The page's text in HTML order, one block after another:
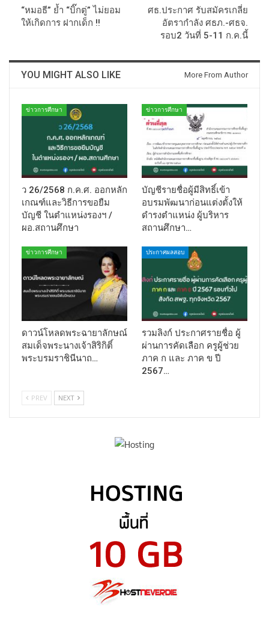
“หมอธี” ย้ำ “บิ๊กตู่” ไม่ยอม
ให้เกิดการ ฝากเด็ก !!
ศธ.ประกาศ รับสมัครเกลี่ย
อัตรากำลัง ศธภ.-ศธจ.
รอบ2 วันที่ 5-11 ก.ค.นี้
YOU MIGHT ALSO LIKE More From Author
ข่าวการศึกษา
ว 26/2568 ก.ค.ศ. ออกหลัก
เกณฑ์และวิธีการขอยืม
บัญชี ในตำแหน่งรองฯ /
ผอ.สถานศึกษา
ข่าวการศึกษา
บัญชีรายชื่อผู้มีสิทธิ์เข้า
อบรมพัฒนาก่อนแต่งตั้งให้
ดำรงตำแหน่ง ผู้บริหาร
สถานศึกษา…
ข่าวการศึกษา
ดาวน์โหลดพระฉายาลักษณ์
สมเด็จพระนางเจ้าสิริกิติ์
พระบรมราชินีนาถ…
ประกาศผลสอบ
รวมลิงก์ ประกาศรายชื่อ ผู้
ผ่านการคัดเลือก ครูผู้ช่วย
ภาค ก และ ภาค ข ปี
2567…
PREV NEXT